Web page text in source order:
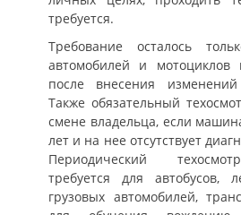
требуется.
Требование осталось
автомобилей и мотоциклов
после внесения
Также обязательный
смене владельца, если
лет и на нее отсутствует
Периодический
требуется для автобусов,
грузовых автомобилей,